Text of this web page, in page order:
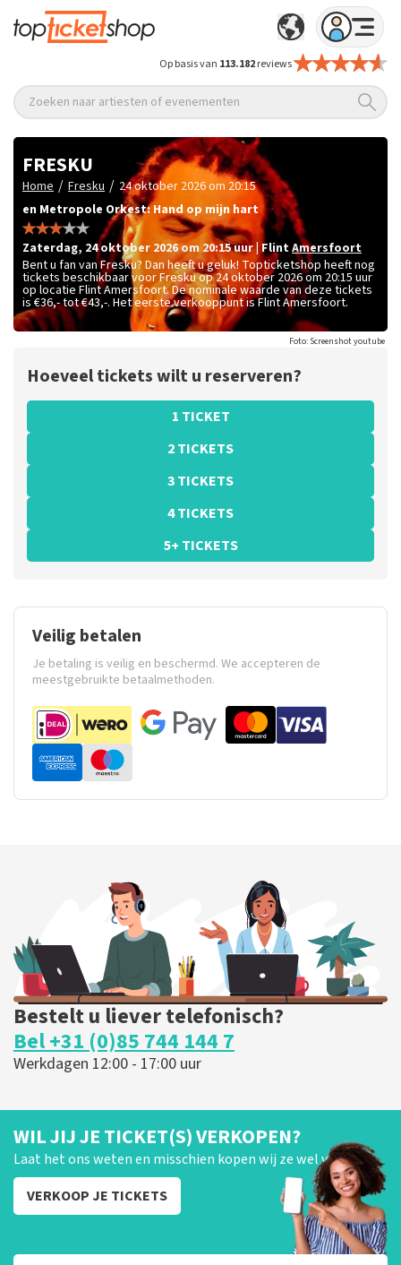
Op basis van 113.182reviews
Zoeken naar artiesten of evenementen
FRESKU
Home / Fresku / 24 oktober 2026 om 20:15
en Metropole Orkest: Hand op mijn hart
zaterdag, 24 oktober 2026 om 20:15uur |FlintAmersfoort
Bent u fan van Fresku? Dan heeft u geluk! Topticketshop heeft nog
tickets beschikbaar voor Fresku op 24 oktober 2026 om 20:15 uur
op locatie Flint Amersfoort. De nominale waarde van deze tickets
is €36,- tot €43,-. Het eerste verkooppunt is Flint Amersfoort.
Foto: Screenshot youtube
Hoeveel tickets wilt u reserveren?
1 TICKET
2 TICKETS
3 TICKETS
4 TICKETS
5+ TICKETS
Veilig betalen
Je betaling is veilig en beschermd. We accepteren de
meestgebruikte betaalmethoden.
Bestelt u liever telefonisch?
Bel +31 (0)85 744 144 7
Werkdagen 12:00 - 17:00 uur
WIL JIJ JE TICKET(S) VERKOPEN?
Laat het ons weten en misschien kopen wij ze wel van je!
VERKOOP JE TICKETS